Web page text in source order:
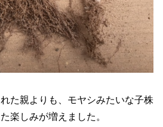
た親よりも、モヤシみたいな子株
楽しみが増えました。